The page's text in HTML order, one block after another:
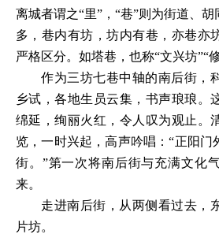
离城者谓之“里”，“巷”则为街道、
多，巷内有坊，坊内有巷，亦巷亦
严格区分。如塔巷，也称“文兴坊”“修
作为三坊七巷中轴的南后街，
乡试，各地生员云集，书声琅琅。
绵延，绚丽火红，令人叹为观止。
览，一时兴起，高声吟唱：“正阳门
街。”第一次将南后街与充满文化
来。
走进南后街，从两侧看过去，
片坊。